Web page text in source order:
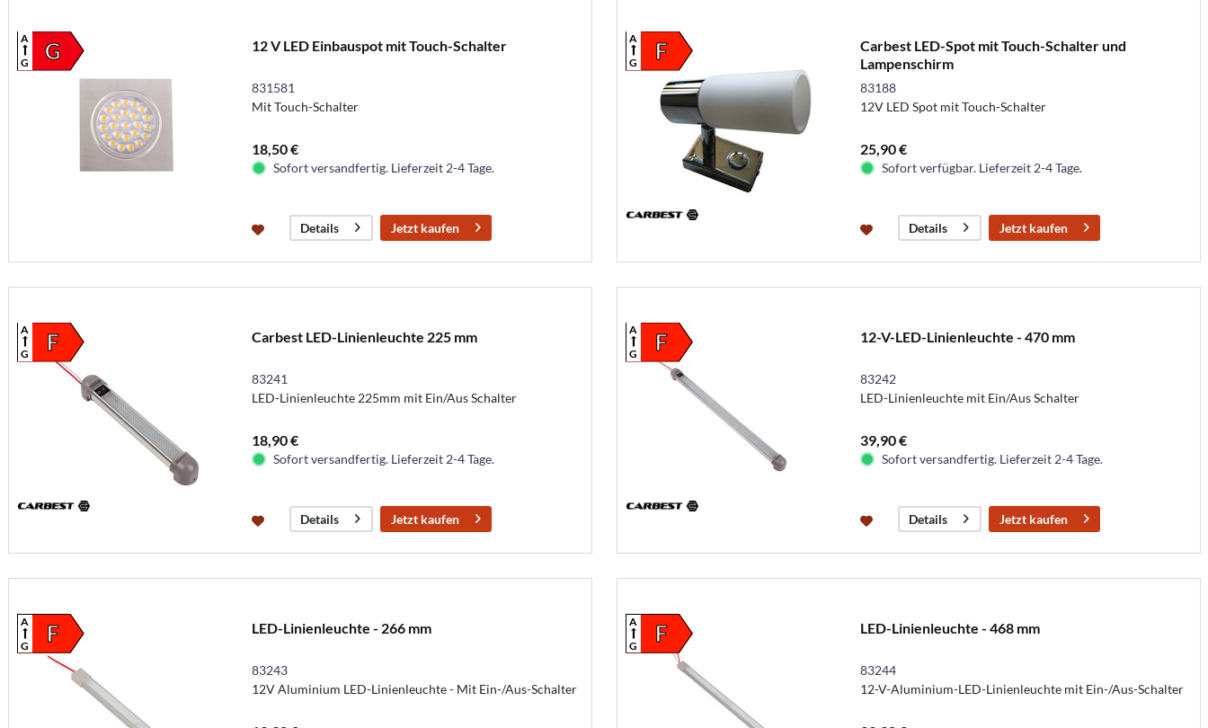
G
A
G
12 V LED Einbauspot mit Touch-Schalter
831581
Mit Touch-Schalter
18,50 €
Sofort versandfertig. Lieferzeit 2-4 Tage.
Details Jetzt kaufen
F
A
G
Carbest LED-Spot mit Touch-Schalter und
Lampenschirm
83188
12V LED Spot mit Touch-Schalter
25,90 €
Sofort verfügbar. Lieferzeit 2-4 Tage.
Details Jetzt kaufen
F
A
G
Carbest LED-Linienleuchte 225 mm
83241
LED-Linienleuchte 225mm mit Ein/Aus Schalter
18,90 €
Sofort versandfertig. Lieferzeit 2-4 Tage.
Details Jetzt kaufen
F
A
G
12-V-LED-Linienleuchte - 470 mm
83242
LED-Linienleuchte mit Ein/Aus Schalter
39,90 €
Sofort versandfertig. Lieferzeit 2-4 Tage.
Details Jetzt kaufen
F
A
G
LED-Linienleuchte - 266 mm
83243
12V Aluminium LED-Linienleuchte - Mit Ein-/Aus-Schalter
F
A
G
LED-Linienleuchte - 468 mm
83244
12-V-Aluminium-LED-Linienleuchte mit Ein-/Aus-Schalter